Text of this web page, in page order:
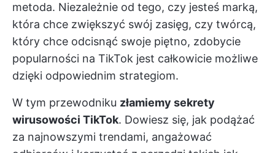
metoda. Niezależnie od tego, czy jesteś marką,
która chce zwiększyć swój zasięg, czy twórcą,
który chce odcisnąć swoje piętno, zdobycie
popularności na TikTok jest całkowicie możliwe
dzięki odpowiednim strategiom.
W tym przewodniku złamiemy sekrety
wirusowości TikTok. Dowiesz się, jak podążać
za najnowszymi trendami, angażować